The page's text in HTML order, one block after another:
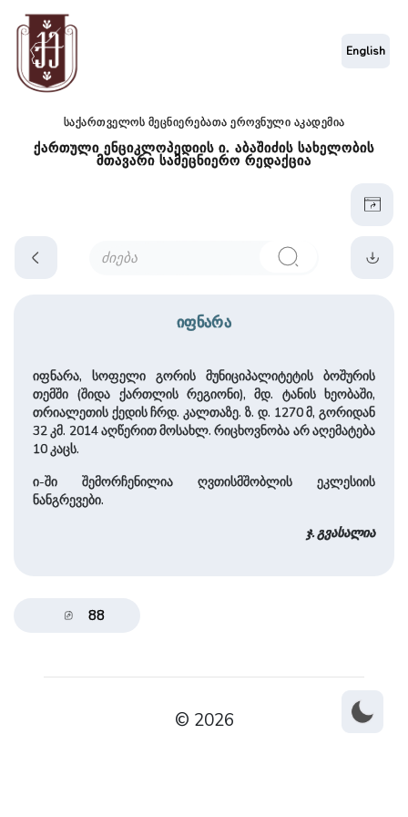
საქართველოს მეცნიერებათა ეროვნული აკადემია
ქართული ენციკლოპედიის ი. აბაშიძის სახელობის
მთავარი სამეცნიერო რედაქცია
English
იფნარა
იფნარა, სოფელი გორის მუნიციპალიტეტის ბოშურის
თემში (შიდა ქართლის რეგიონი), მდ. ტანის ხეობაში,
თრიალეთის ქედის ჩრდ. კალ­თა­ზე. ზ. დ. 1270 მ, გორიდან
32 კმ. 2014 აღწერით მოსახლ. რიცხოვნობა არ აღემატება
10 კაცს.
ი-ში შემორჩენილია ღვთისმშობლის ეკლესიის
ნანგრევები.
ჯ. გვასალია
88
© 2026